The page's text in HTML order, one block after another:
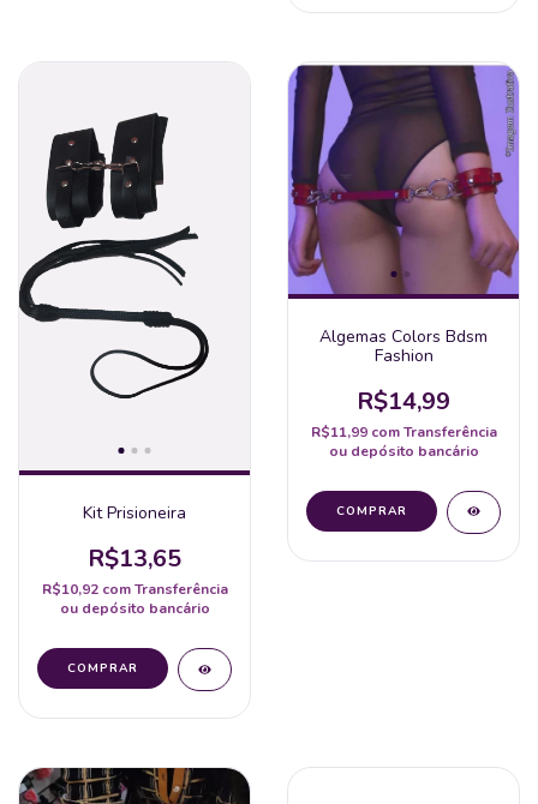
Kit Prisioneira
R$13,65
R$10,92 com Transferência
ou depósito bancário
Algemas Colors Bdsm
Fashion
R$14,99
R$11,99 com Transferência
ou depósito bancário